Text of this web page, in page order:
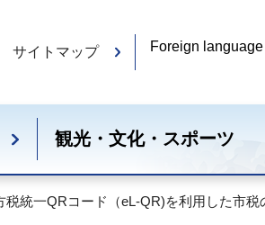
サイトマップ Foreign language
観光・文化・スポーツ
税統一QRコード（eL-QR)を利用した市税